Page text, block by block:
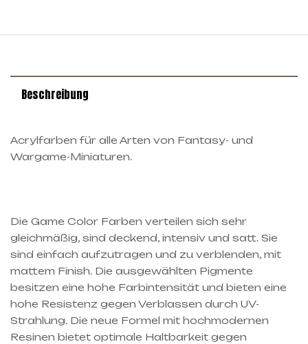
Beschreibung
Acrylfarben für alle Arten von Fantasy- und
Wargame-Miniaturen.
Die Game Color Farben verteilen sich sehr
gleichmäßig, sind deckend, intensiv und satt. Sie
sind einfach aufzutragen und zu verblenden, mit
mattem Finish. Die ausgewählten Pigmente
besitzen eine hohe Farbintensität und bieten eine
hohe Resistenz gegen Verblassen durch UV-
Strahlung. Die neue Formel mit hochmodernen
Resinen bietet optimale Haltbarkeit gegen